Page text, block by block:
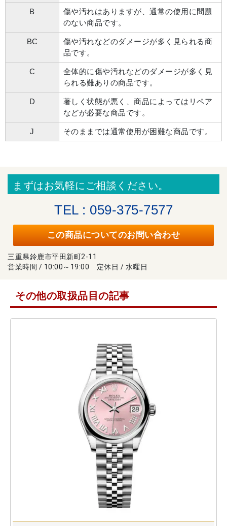
B
傷や汚れはありますが、通常の使用に問題
のない商品です。
BC
傷や汚れなどのダメージが多く見られる商
品です。
C
全体的に傷や汚れなどのダメージが多く見
られる難ありの商品です。
D
著しく状態が悪く、商品によってはリペア
などが必要な商品です。
J そのままでは通常使用が困難な商品です。
まずはお気軽にご相談ください。
TEL : 059-375-7577
この商品についてのお問い合わせ
三重県鈴鹿市平田新町2-11
営業時間 / 10:00～19:00 定休日 / 水曜日
その他の取扱品目の記事